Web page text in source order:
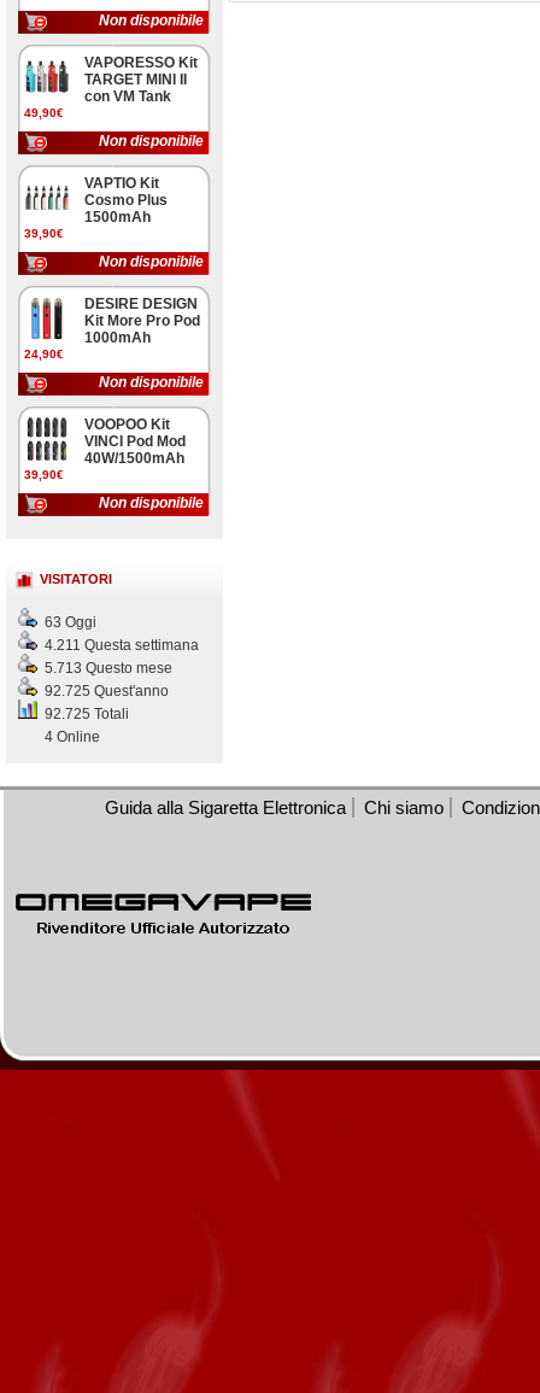
Non disponibile
49,90€
VAPORESSO Kit
TARGET MINI II
con VM Tank
Non disponibile
39,90€
VAPTIO Kit
Cosmo Plus
1500mAh
Non disponibile
24,90€
DESIRE DESIGN
Kit More Pro Pod
1000mAh
Non disponibile
39,90€
VOOPOO Kit
VINCI Pod Mod
40W/1500mAh
Non disponibile
VISITATORI
63 Oggi
4.211 Questa settimana
5.713 Questo mese
92.725 Quest'anno
92.725 Totali
4 Online
Guida alla Sigaretta Elettronica Chi siamo